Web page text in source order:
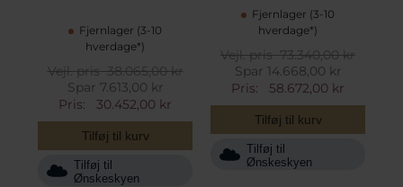
Fjernlager (3-10
hverdage*)
Vejl. pris38.065,00 kr
Spar 7.613,00 kr
Pris:
30.452,00 kr
Tilføj til kurv
Tilføj til
Ønskeskyen
Fjernlager (3-10
hverdage*)
Vejl. pris73.340,00 kr
Spar 14.668,00 kr
Pris:
58.672,00 kr
Tilføj til kurv
Tilføj til
Ønskeskyen